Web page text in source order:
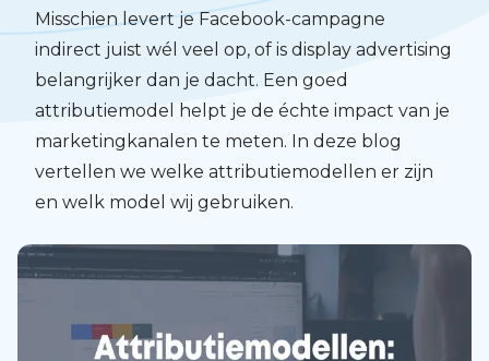
Misschien levert je Facebook-campagne
indirect juist wél veel op, of is display advertising
belangrijker dan je dacht. Een goed
attributiemodel helpt je de échte impact van je
marketingkanalen te meten. In deze blog
vertellen we welke attributiemodellen er zijn
en welk model wij gebruiken.